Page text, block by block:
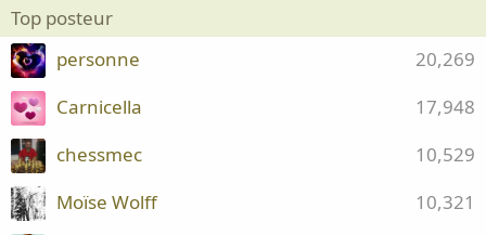
Top posteur
20,269
personne
17,948
Carnicella
10,529
chessmec
10,321
Moïse Wolff